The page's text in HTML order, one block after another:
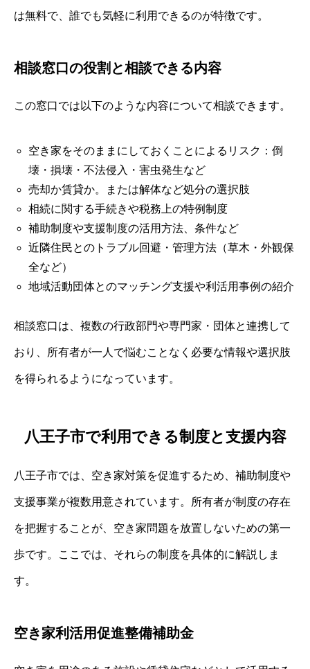
は無料で、誰でも気軽に利用できるのが特徴です。
相談窓口の役割と相談できる内容
この窓口では以下のような内容について相談できます。
空き家をそのままにしておくことによるリスク：倒
壊・損壊・不法侵入・害虫発生など
売却か賃貸か。または解体など処分の選択肢
相続に関する手続きや税務上の特例制度
補助制度や支援制度の活用方法、条件など
近隣住民とのトラブル回避・管理方法（草木・外観保
全など）
地域活動団体とのマッチング支援や利活用事例の紹介
相談窓口は、複数の行政部門や専門家・団体と連携して
おり、所有者が一人で悩むことなく必要な情報や選択肢
を得られるようになっています。
八王子市で利用できる制度と支援内容
八王子市では、空き家対策を促進するため、補助制度や
支援事業が複数用意されています。所有者が制度の存在
を把握することが、空き家問題を放置しないための第一
歩です。ここでは、それらの制度を具体的に解説しま
す。
空き家利活用促進整備補助金